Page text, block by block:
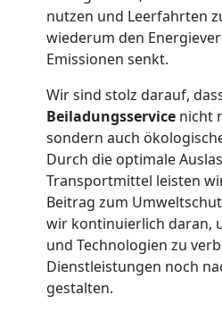
nutzen und Leerfahrten
wiederum den
Emissionen senkt.
Wir sind stolz darauf,
Beiladungsservice nicht
sondern auch
Durch die optimale
Transportmittel leisten
Beitrag zum
wir kontinuierlich daran,
und Technologien zu
Dienstleistungen noch
gestalten.
Leonding
Umzug
für
Senioren